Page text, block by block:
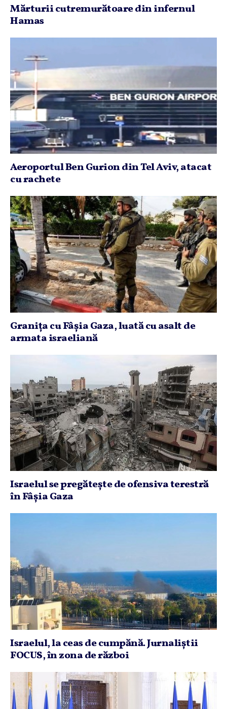
Mărturii cutremurătoare din infernul
Hamas
Aeroportul Ben Gurion din Tel Aviv, atacat
cu rachete
Graniţa cu Fâşia Gaza, luată cu asalt de
armata israeliană
Israelul se pregăteşte de ofensiva terestră
în Fâşia Gaza
Israelul, la ceas de cumpănă. Jurnaliştii
FOCUS, în zona de război